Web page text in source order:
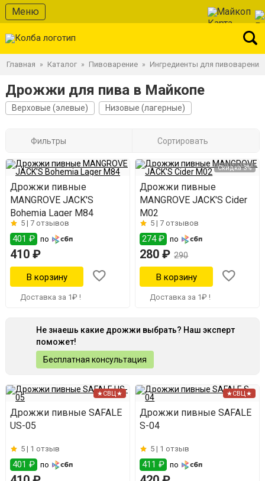
Меню Майкоп
Главная » Каталог » Пивоварение » Ингредиенты для пивоварения
Дрожжи для пива в Майкопе
Верховые (элевые) Низовые (лагерные)
Фильтры Сортировать
Дрожжи пивные
MANGROVE JACK'S
Bohemia Lager M84
5 | 7 отзывов
401 ₽ по
410 ₽
Доставка за 1₽ !
Скидка 3%
Дрожжи пивные
MANGROVE JACK'S Cider
M02
5 |7 отзывов
274 ₽ по
280 ₽ 290
Доставка за 1₽ !
Не знаешь какие дрожжи выбрать? Наш эксперт
поможет!
Бесплатная консультация
★СВЦ★
Дрожжи пивные SAFALE
US-05
5 | 1 отзыв
401 ₽ по
★СВЦ★
Дрожжи пивные SAFALE
S-04
5 | 1 отзыв
411 ₽ по